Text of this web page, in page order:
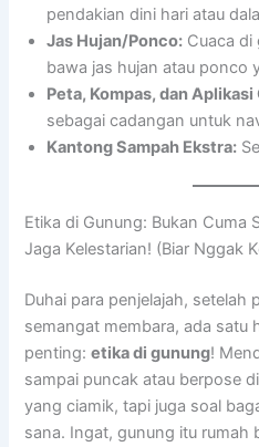
pendakian dini hari atau
Jas Hujan/Ponco: Cuaca
bawa jas hujan atau ponco
Peta, Kompas, dan Aplikasi
sebagai cadangan untuk
Kantong Sampah Ekstra:
Etika di Gunung: Bukan Cuma
Jaga Kelestarian! (Biar Nggak
Duhai para penjelajah, setelah
semangat membara, ada satu
penting:etika di gunung!
sampai puncak atau berpose
yang ciamik, tapi juga soal
sana. Ingat, gunung itu rumah